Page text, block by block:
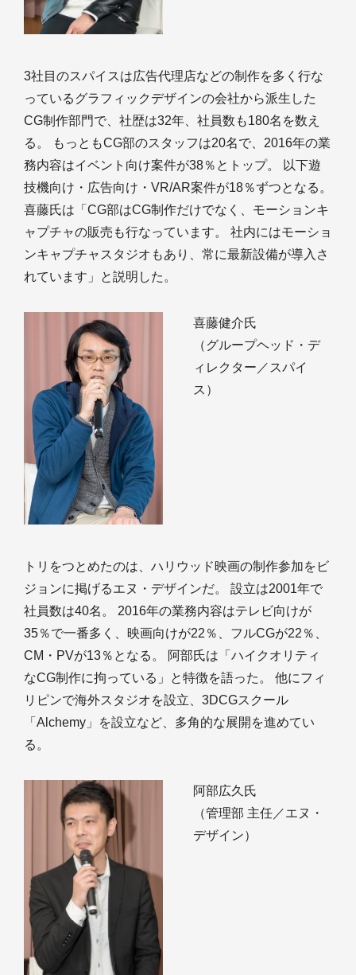
3社目のスパイスは広告代理店などの制作を多く行な
っているグラフィックデザインの会社から派生した
CG制作部門で、社歴は32年、社員数も180名を数え
る。 もっともCG部のスタッフは20名で、2016年の業
務内容はイベント向け案件が38％とトップ。 以下遊
技機向け・広告向け・VR/AR案件が18％ずつとなる。
喜藤氏は「CG部はCG制作だけでなく、モーションキ
ャプチャの販売も行なっています。 社内にはモーショ
ンキャプチャスタジオもあり、常に最新設備が導入さ
れています」と説明した。
喜藤健介氏
（グループヘッド・デ
ィレクター／スパイ
ス）
トリをつとめたのは、ハリウッド映画の制作参加をビ
ジョンに掲げるエヌ・デザインだ。 設立は2001年で
社員数は40名。 2016年の業務内容はテレビ向けが
35％で一番多く、映画向けが22％、フルCGが22％、
CM・PVが13％となる。 阿部氏は「ハイクオリティ
なCG制作に拘っている」と特徴を語った。 他にフィ
リピンで海外スタジオを設立、3DCGスクール
「Alchemy」を設立など、多角的な展開を進めてい
る。
阿部広久氏
（管理部 主任／エヌ・
デザイン）